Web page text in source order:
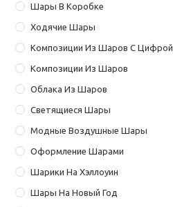
Шары В Коробке
Ходячие Шары
Композиции Из Шаров С Цифрой
Композиции Из Шаров
Облака Из Шаров
Светящиеся Шары
Модные Воздушные Шары
Оформление Шарами
Шарики На Хэллоуин
Шары На Новый Год